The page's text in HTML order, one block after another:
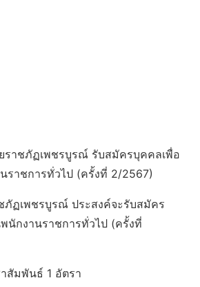
ราชภัฏเพชรบูรณ์ รับสมัครบุคคลเพื่อ
ราชการทั่วไป (ครั้งที่ 2/2567)
ภัฏเพชรบูรณ์ ประสงค์จะรับสมัคร
นักงานราชการทั่วไป (ครั้งที่
สัมพันธ์ 1 อัตรา